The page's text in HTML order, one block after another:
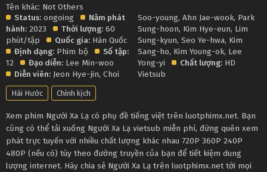
Tên khác: Not Others
Status: ongoing
Năm phát
hành: 2023 Thời lượng: 60
phút/tập
Quốc gia: Hàn Quốc
Định dạng: Phim bộ
Số tập:
12
Đạo diễn: Lee Min-woo
Diễn viên: Jeon Hye-jin, Choi
Soo-young,Ahn Jae-wook, Park
Sung-hoon, Kim Hye-eun, Lim
Sung-kyun,Seo Ye-hwa, Kim
Sang-ho, Kim Young-ok, Lee
Yong-yi
Chất lượng:
Vietsub
Hài Hước Chính kịch
Xem phim Người Xa Lạ có phụ đề tiếng việt trên luotphimx.net. Bạn
cũng có thể tải xuống Người Xa Lạ vietsub miễn phí, đừng quên xem
phát trực tuyến với nhiều chất lượng khác nhau 720P 360P 240P
480P (nếu có) tùy theo đường truyền của bạn để tiết kiệm dung
lượng internet. Hãy chia sẻ Người Xa Lạ trên luotphimx.net tới mọi